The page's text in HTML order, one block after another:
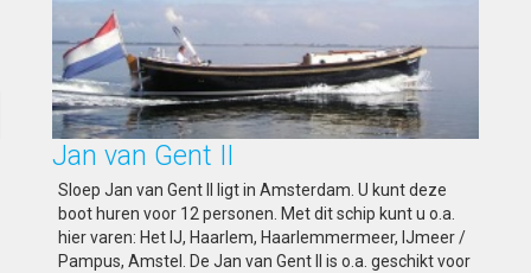
Jan van Gent II
Sloep Jan van Gent II ligt in Amsterdam. U kunt deze
boot huren voor 12 personen. Met dit schip kunt u o.a.
hier varen: Het IJ, Haarlem, Haarlemmermeer, IJmeer /
Pampus, Amstel. De Jan van Gent II is o.a. geschikt voor